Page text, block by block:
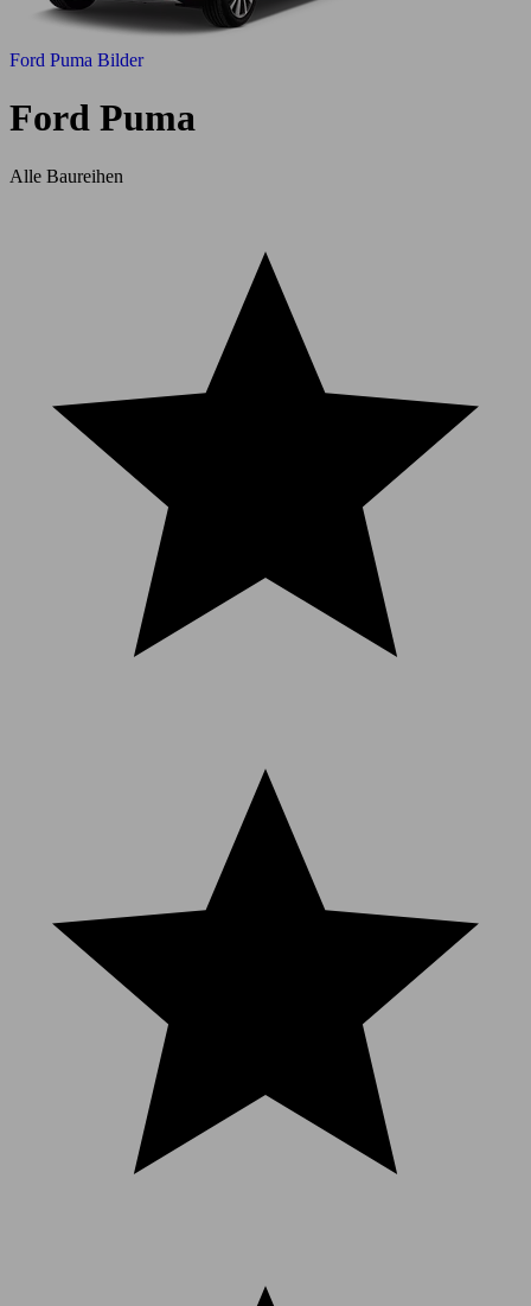
Ford Puma Bilder
Ford Puma
Alle Baureihen